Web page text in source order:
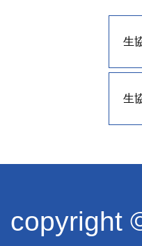
生
生
copyright